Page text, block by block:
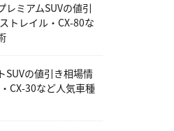
レミアムSUVの値引
トレイル・CX-80な
SUVの値引き相場情
CX-30など人気車種